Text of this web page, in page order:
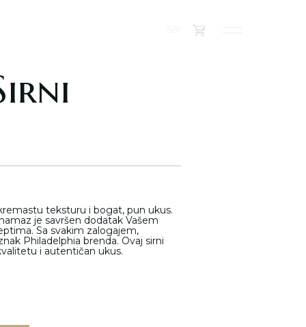
(
teksturu i bogat, pun ukus.
je savršen dodatak Vašem
Sa svakim zalogajem,
Philadelphia brenda. Ovaj sirni
i autentičan ukus.